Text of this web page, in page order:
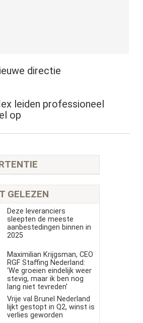
directie
leiden professioneel
op
GELEZEN
Deze leveranciers
sleepten de meeste
aanbestedingen binnen in
2025
Maximilian Krijgsman, CEO
RGF Staffing Nederland:
‘We groeien eindelijk weer
stevig, maar ik ben nog
lang niet tevreden’
Vrije val Brunel Nederland
lijkt gestopt in Q2, winst is
verlies geworden